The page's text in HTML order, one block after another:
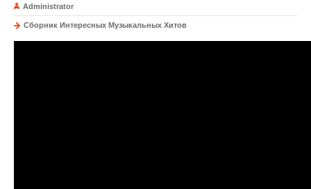
Administrator
Сборник Интересных Музыкальных Хитов